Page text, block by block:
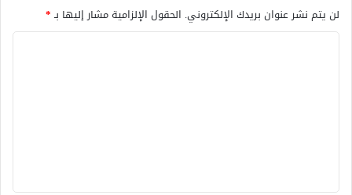
لن يتم نشر عنوان بريدك الإلكتروني. الحقول الإلزامية مشار إليها بـ*